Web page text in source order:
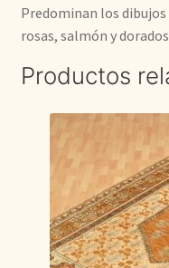
Predominan los
rosas, salmón y
Productos